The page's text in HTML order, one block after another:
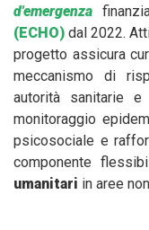
d'emergenza
(ECHO) dal 2022.
progetto assicura
meccanismo di
autorità sanitarie
monitoraggio
psicosociale e
componente
umanitari in aree